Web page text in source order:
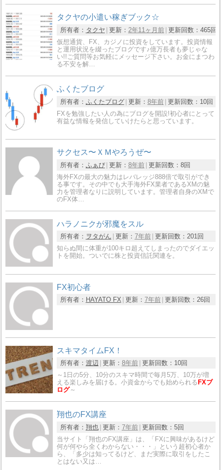
タクヤの小遣い稼ぎブック☆
所有者： タクヤ 更新： 2年11ヶ月前 更新回数： 465回
仮想通貨、FX、カジノに投資をしています。投資情報
と運用状況を綴ったブログです♪億万長者も夢じゃな
い!!ご質問等お気軽にメッセージ下さい。お金にまつわ
る不安を解…
ふくたブログ
所有者： ふくたブログ 更新： 8年前 更新回数： 10回
FXを勉強したい人の為にブログを開設!初心者にとって
有益な情報を発信していけたらと思っています。
サクセス〜ＸＭやろうぜ〜
所有者： ふぁび 更新： 8年前 更新回数： 8回
海外FXの最大の魅力はレバレッジ888倍で取引ができ
る事です。その中でも大手海外FX業者であるXMの魅
力を管理者なりに説明しています。管理者自身のXMで
のFX体…
ハラノニクが邪魔をスル
所有者： ヲタがん 更新： 7年前 更新回数： 201回
知らぬ間に体重が100キロ超えてしまったのでダイエッ
トを開始。ついでに株と投資信託関連を。
FX初心者
所有者： HAYATO FX 更新： 7年前 更新回数： 26回
スキマタイムFX！
所有者： 渡辺 更新： 8年前 更新回数： 10回
～1日の5分、10分のスキマ時間で毎月5万、10万が増
える楽しみを届ける。小資金からでも始められる FXブ
ログ～
翔也のFX講座
所有者： 翔也 更新： 7年前 更新回数： 5回
当サイト「翔也のFX講座」は、「FXに興味があるけど
何が何やら全くわからない・・・」という超初心者か
ら、「多少は知ってるけど、まだ実際に取引をしたこ
とはない又は…